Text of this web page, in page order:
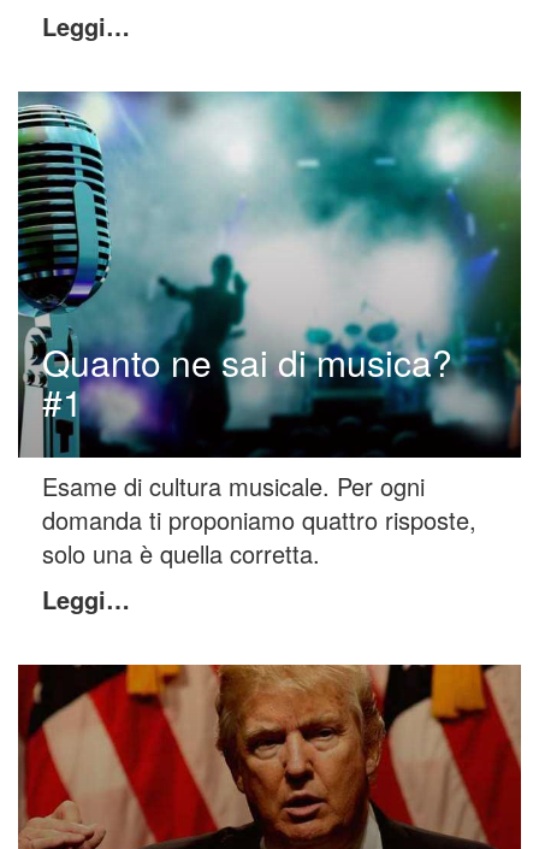
Leggi…
Quanto ne sai di musica?
#1
Esame di cultura musicale. Per ogni
domanda ti proponiamo quattro risposte,
solo una è quella corretta.
Leggi…